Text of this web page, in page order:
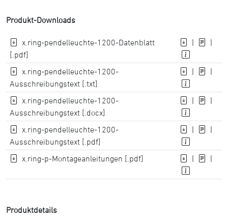
Produkt-Downloads
x.ring-pendelleuchte-1200-Datenblatt
[.pdf]
| |
x.ring-pendelleuchte-1200-
Ausschreibungstext [.txt]
| |
x.ring-pendelleuchte-1200-
Ausschreibungstext [.docx]
| |
x.ring-pendelleuchte-1200-
Ausschreibungstext [.pdf]
| |
x.ring-p-Montageanleitungen [.pdf] | |
Produktdetails